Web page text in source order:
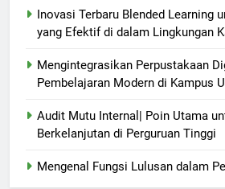
Inovasi Terbaru Blended Learning
yang Efektif di dalam Lingkungan
Mengintegrasikan Perpustakaan
Pembelajaran Modern di Kampus
Audit Mutu Internal| Poin Utama
Berkelanjutan di Perguruan Tinggi
Mengenal Fungsi Lulusan dalam